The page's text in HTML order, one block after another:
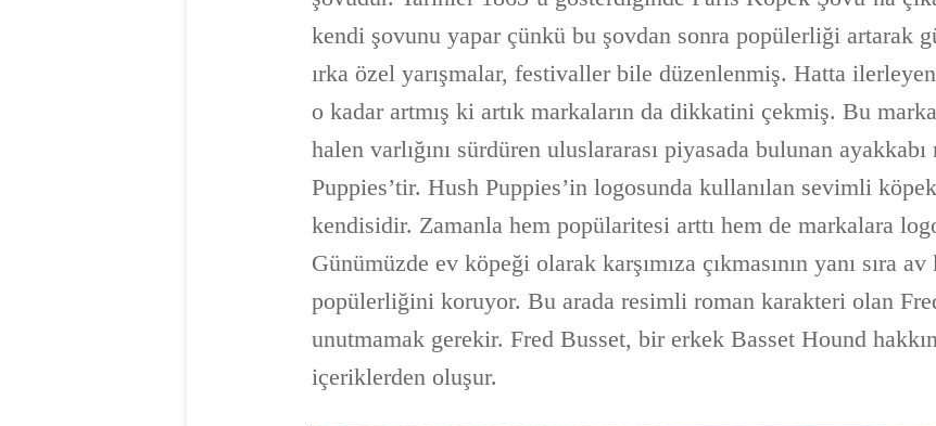
kendi şovunu yapar çünkü bu şovdan sonra popülerliği artarak
ırka özel yarışmalar, festivaller bile düzenlenmiş. Hatta
o kadar artmış ki artık markaların da dikkatini çekmiş. Bu
halen varlığını sürdüren uluslararası piyasada bulunan
Puppies’tir. Hush Puppies’in logosunda kullanılan sevimli
kendisidir. Zamanla hem popülaritesi arttı hem de markalara
Günümüzde ev köpeği olarak karşımıza çıkmasının yanı sıra
popülerliğini koruyor. Bu arada resimli roman karakteri olan
unutmamak gerekir. Fred Busset, bir erkek Basset Hound
içeriklerden oluşur.